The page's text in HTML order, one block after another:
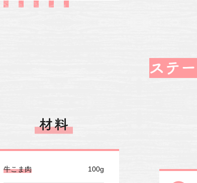
牛こま肉 100g